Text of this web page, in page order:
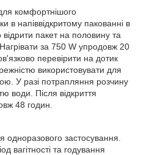
комфортнішого
в напіввідкритому пакованні в
відрити пакет на половину та
за 750 W упродовж 20
перевірити на дотик
використовувати для
У разі потрапляння розчину
води. Після відкриття
48 годин.
одноразового застосування.
вагітності та годування